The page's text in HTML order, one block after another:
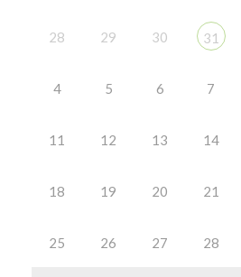
28 29 30 31
4 5 6 7
11 12 13 14
18 19 20 21
25 26 27 28